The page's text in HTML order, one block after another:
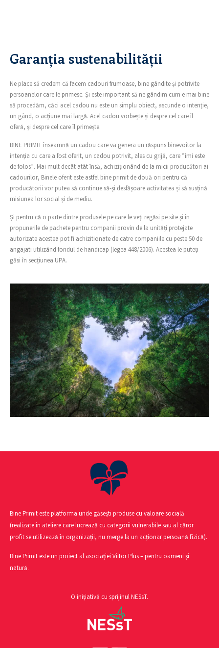
Garanția sustenabilității
Ne place să credem că facem cadouri frumoase, bine gândite și potrivite
persoanelor care le primesc. Și este important să ne gândim cum e mai bine
să procedăm, căci acel cadou nu este un simplu obiect, ascunde o intenție,
un gând, o acțiune mai largă. Acel cadou vorbește și despre cel care îl
oferă, și despre cel care îl primește.
BINE PRIMIT înseamnă un cadou care va genera un răspuns binevoitor la
intenția cu care a fost oferit, un cadou potrivit, ales cu grijă, care ”îmi este
de folos”. Mai mult decât atât însă, achiziționând de la micii producători ai
cadourilor, Binele oferit este astfel bine primit de două ori pentru că
producătorii vor putea să continue să-și desfășoare activitatea și să susțină
misiunea lor social și de mediu.
Și pentru că o parte dintre produsele pe care le veți regăsi pe site și în
propunerile de pachete pentru companii provin de la unități protejate
autorizate acestea pot fi achizitionate de catre companiile cu peste 50 de
angajati utilizând fondul de handicap (legea 448/2006). Acestea le puteți
găsi în secțiunea UPA.
Bine Primit este platforma unde găsești produse cu valoare socială
(realizate în ateliere care lucrează cu categorii vulnerabile sau al căror
profit se utilizează în organizații, nu merge la un acționar persoană fizică).
Bine Primit este un proiect al asociației Viitor Plus – pentru oameni și
natură.
O inițiativă cu sprijinul NESsT.